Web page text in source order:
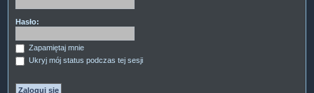
Hasło:
Zapamiętaj mnie
Ukryj mój status podczas tej sesji